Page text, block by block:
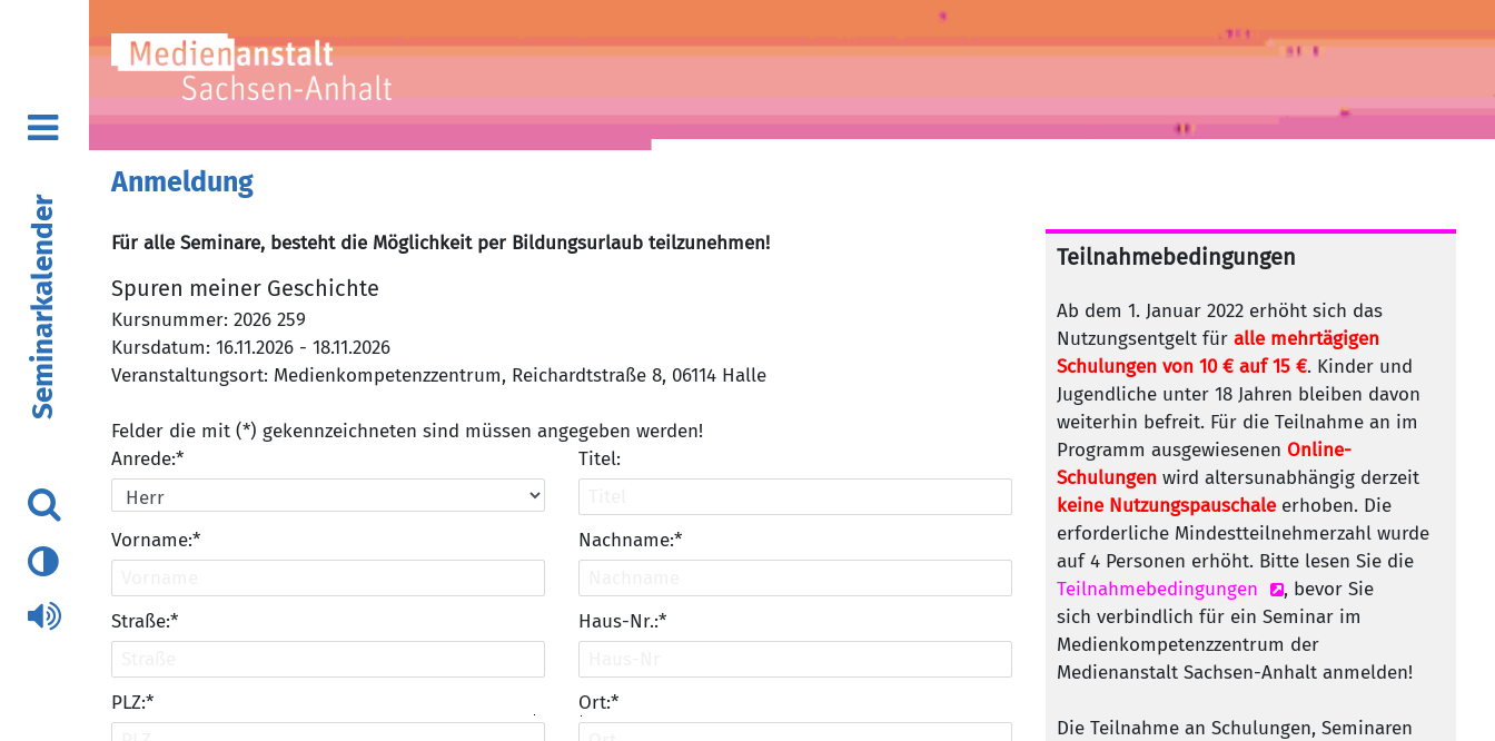
Seminarkalender
Anmeldung
Für alle Seminare, besteht die Möglichkeit per Bildungsurlaub teilzunehmen!
Spuren meiner Geschichte
Kursnummer: 2026 259
Kursdatum: 16.11.2026 - 18.11.2026
Veranstaltungsort: Medienkompetenzzentrum, Reichardtstraße 8, 06114 Halle
Felder die mit (*) gekennzeichneten sind müssen angegeben werden!
Anrede:*
Titel:
Vorname:* Nachname:*
Straße:* Haus-Nr.:*
PLZ:* Ort:*
Teilnahmebedingungen
Ab dem 1. Januar 2022 erhöht sich das
Nutzungsentgelt füralle mehrtägigen
Schulungen von 10 € auf 15 €. Kinder und
Jugendliche unter 18 Jahren bleiben davon
weiterhin befreit. Für die Teilnahme an im
Programm ausgewiesenen Online-
Schulungen wird altersunabhängig derzeit
keine Nutzungspauschale erhoben. Die
erforderliche Mindestteilnehmerzahl wurde
auf 4 Personen erhöht. Bitte lesen Sie die
Teilnahmebedingungen
, bevor Sie
sich verbindlich für ein Seminar im
Medienkompetenzzentrum der
Medienanstalt Sachsen-Anhalt anmelden!
Die Teilnahme an Schulungen, Seminaren